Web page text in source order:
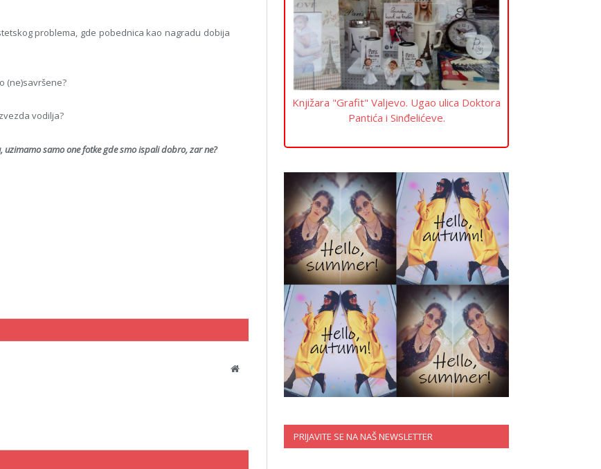
problema, gde pobednica kao nagradu dobija
(ne)savršene?
vodilja?
uzimamo samo one fotke gde smo ispali dobro, zar ne?
Website
Knjižara "Grafit" Valjevo. Ugao ulica Doktora
Pantića i Sinđelićeve.
PRIJAVITE SE NA NAŠ NEWSLETTER